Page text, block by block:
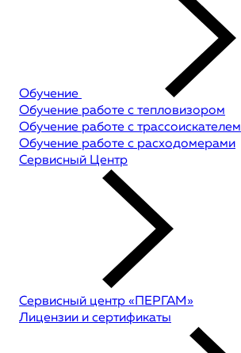
Обучение
Обучение работе с тепловизором
Обучение работе с трассоискателем
Обучение работе с расходомерами
Сервисный Центр
Сервисный центр «ПЕРГАМ»
Лицензии и сертификаты